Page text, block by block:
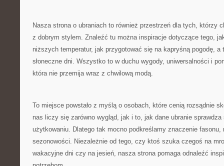
Nasza strona o ubraniach to również przestrzeń dla tych, którzy
z dobrym stylem. Znaleźć tu można inspiracje dotyczące tego,
niższych temperatur, jak przygotować się na kapryśną pogodę, a
słoneczne dni. Wszystko to w duchu wygody, uniwersalności i
która nie przemija wraz z chwilową modą.
To miejsce powstało z myślą o osobach, które cenią rozsądnie
nas liczy się zarówno wygląd, jak i to, jak dane ubranie
użytkowaniu. Dlatego tak mocno podkreślamy znaczenie fasonu,
sezonowości. Niezależnie od tego, czy ktoś szuka czegoś na
wakacyjne dni czy na jesień, nasza strona pomaga odnaleźć